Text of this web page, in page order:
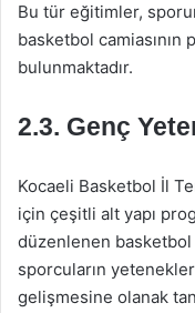
Bu tür eğitimler,
basketbol
bulunmaktadır.
2.3. Genç
Kocaeli Basketbol İl
için çeşitli alt yapı
düzenlenen basketbol
sporcuların
gelişmesine olanak